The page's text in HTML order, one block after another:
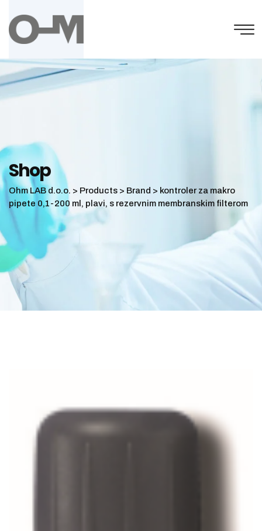
content
Shop
Ohm LAB d.o.o. > Products > Brand > kontroler za makro
pipete 0,1-200 ml, plavi, s rezervnim membranskim filterom